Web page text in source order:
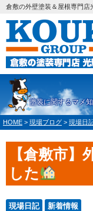
倉敷の外壁塗装＆屋根専門店
塗装に関するマメ
HOME > 現場ブログ > 現場日
【倉敷市】
した
現場日記 新着情報